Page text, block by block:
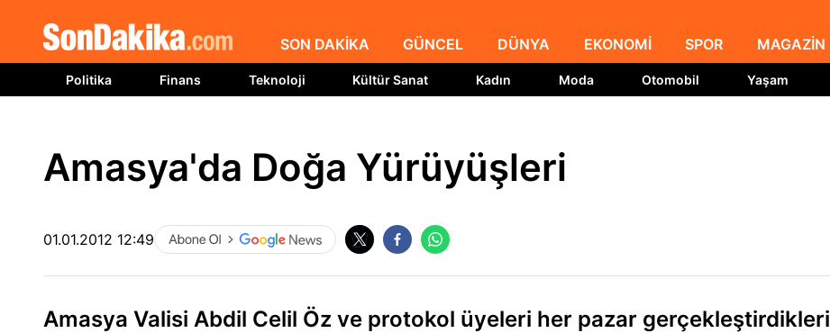
SON DAKİKA GÜNCEL DÜNYA EKONOMİ SPOR MAGAZİN
Politika Finans Teknoloji Kültür Sanat Kadın Moda Otomobil Yaşam
Amasya'da Doğa Yürüyüşleri
01.01.2012 12:49
Amasya Valisi Abdil Celil Öz ve protokol üyeleri her pazar gerçekleştirdikleri